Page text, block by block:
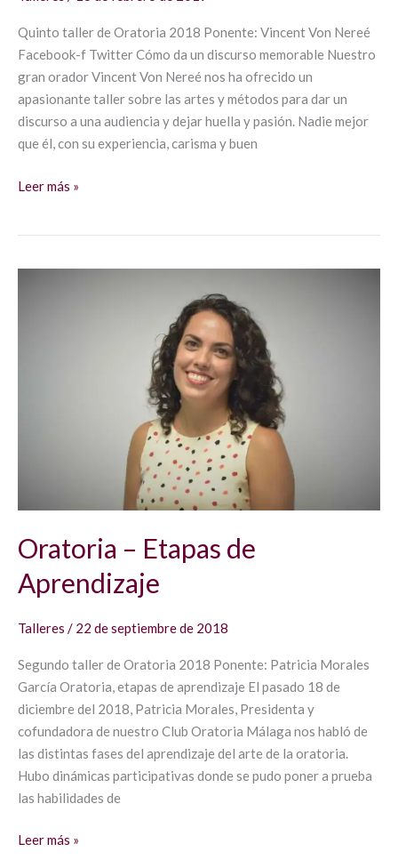
Quinto taller de Oratoria 2018 Ponente: Vincent Von Nereé
Facebook-f Twitter Cómo da un discurso memorable Nuestro
gran orador Vincent Von Nereé nos ha ofrecido un
apasionante taller sobre las artes y métodos para dar un
discurso a una audiencia y dejar huella y pasión. Nadie mejor
que él, con su experiencia, carisma y buen
Leer más »
Oratoria – Etapas de
Aprendizaje
Talleres / 22 de septiembre de 2018
Segundo taller de Oratoria 2018 Ponente: Patricia Morales
García Oratoria, etapas de aprendizaje El pasado 18 de
diciembre del 2018, Patricia Morales, Presidenta y
cofundadora de nuestro Club Oratoria Málaga nos habló de
las distintas fases del aprendizaje del arte de la oratoria.
Hubo dinámicas participativas donde se pudo poner a prueba
las habilidades de
Leer más »